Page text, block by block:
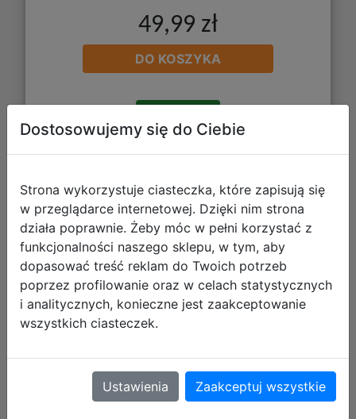
49,99 zł
DO KOSZYKA
Starpak Worek Szkolny na Obuwie
Piłka Nożna Kameleon 553112
Dostosowujemy się do Ciebie
Strona wykorzystuje ciasteczka, które zapisują się
w przeglądarce internetowej. Dzięki nim strona
działa poprawnie. Żeby móc w pełni korzystać z
funkcjonalności naszego sklepu, w tym, aby
dopasować treść reklam do Twoich potrzeb
poprzez profilowanie oraz w celach statystycznych
i analitycznych, konieczne jest zaakceptowanie
wszystkich ciasteczek.
Ustawienia Zaakceptuj wszystkie